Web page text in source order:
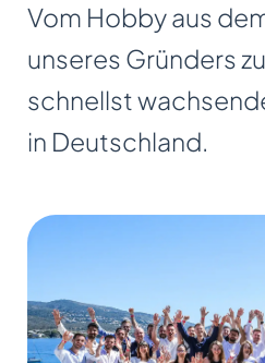
Vom Hobby aus
unseres Gründers
schnellst
in Deutschland.